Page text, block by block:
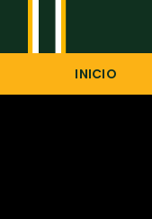
INICIO